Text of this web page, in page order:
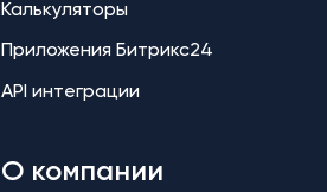
Калькуляторы
Приложения Битрикс24
API интеграции
О компании